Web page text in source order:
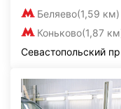
Беляево(1,59 км)
Коньково(1,87
Севастопольский